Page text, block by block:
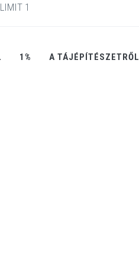
1% A TÁJÉPÍTÉSZETRŐL
1